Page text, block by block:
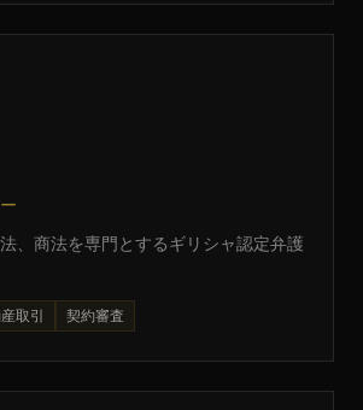
、商法を専門とするギリシャ認定弁護
取引 契約審査